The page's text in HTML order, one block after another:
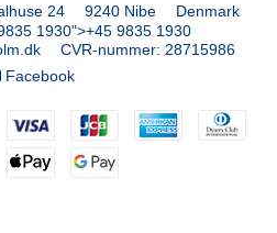
24 9240 Nibe
Denmark
1930">+45 9835 1930
CVR-nummer: 28715986
Facebook